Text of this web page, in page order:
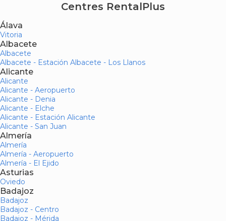
Centres RentalPlus
Álava
Vitoria
Albacete
Albacete
Albacete - Estación Albacete - Los Llanos
Alicante
Alicante
Alicante - Aeropuerto
Alicante - Denia
Alicante - Elche
Alicante - Estación Alicante
Alicante - San Juan
Almería
Almería
Almería - Aeropuerto
Almería - El Ejido
Asturias
Oviedo
Badajoz
Badajoz
Badajoz - Centro
Badajoz - Mérida